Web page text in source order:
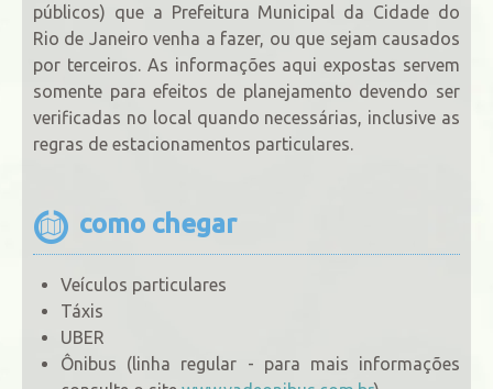
públicos) que a Prefeitura Municipal da Cidade do
Rio de Janeiro venha a fazer, ou que sejam causados
por terceiros. As informações aqui expostas servem
somente para efeitos de planejamento devendo ser
verificadas no local quando necessárias, inclusive as
regras de estacionamentos particulares.
como chegar
Veículos particulares
Táxis
UBER
Ônibus (linha regular - para mais informações